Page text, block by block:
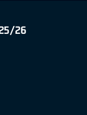
26